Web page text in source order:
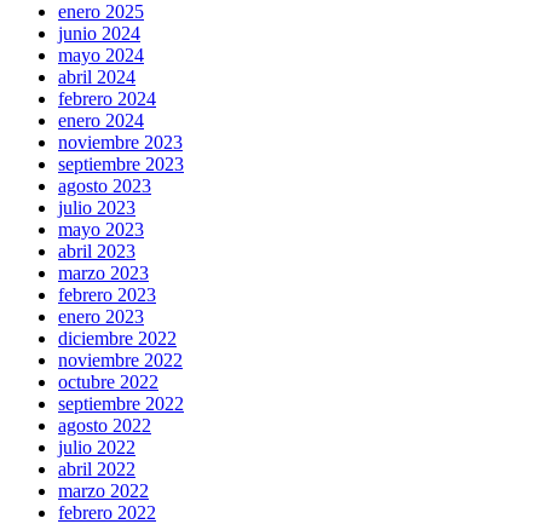
enero 2025
junio 2024
mayo 2024
abril 2024
febrero 2024
enero 2024
noviembre 2023
septiembre 2023
agosto 2023
julio 2023
mayo 2023
abril 2023
marzo 2023
febrero 2023
enero 2023
diciembre 2022
noviembre 2022
octubre 2022
septiembre 2022
agosto 2022
julio 2022
abril 2022
marzo 2022
febrero 2022